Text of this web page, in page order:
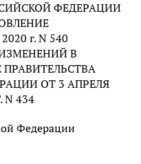
ФЕДЕРАЦИИ
г. N 540
В
ОТ 3 АПРЕЛЯ
N 434
Федерации